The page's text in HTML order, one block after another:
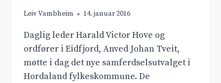
Leiv Vambheim 14. januar 2016
Daglig leder Harald Victor Hove og
ordfører i Eidfjord, Anved Johan Tveit,
møtte i dag det nye samferdselsutvalget i
Hordaland fylkeskommune. De